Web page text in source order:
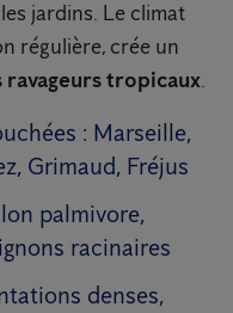
jardins. Le climat
régulière, crée un
tropicaux.
: Marseille,
Grimaud, Fréjus
palmivore,
racinaires
denses,